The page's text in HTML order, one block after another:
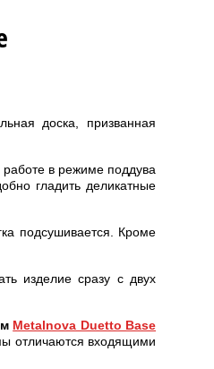
доска, призванная
работе в режиме поддува
гладить деликатные
подсушивается. Кроме
изделие сразу с двух
Metalnova Duetto Base
отличаются входящими